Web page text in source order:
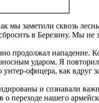
мы заметили сквозь
в Березину. Мы не
продолжал нападение.
ударом. Я
офицера, как вдруг
и сознавали
переходе нашего